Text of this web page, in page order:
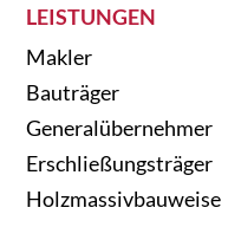
LEISTUNGEN
Makler
Bauträger
Generalübernehmer
Erschließungsträger
Holzmassivbauweise